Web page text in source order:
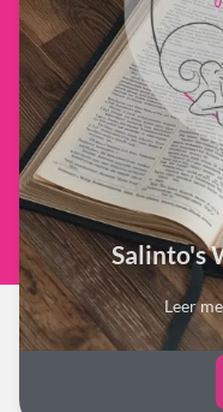
Salinto's
Leer